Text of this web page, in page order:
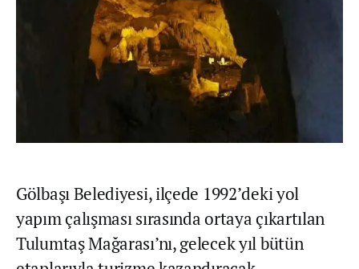
Gölbaşı Belediyesi, ilçede 1992’deki yol
yapım çalışması sırasında ortaya çıkartılan
Tulumtaş Mağarası’nı, gelecek yıl bütün